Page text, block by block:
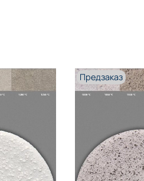
Предзаказ